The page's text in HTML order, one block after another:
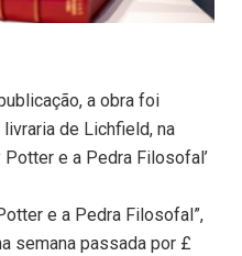
a obra foi
de Lichfield, na
Potter e a Pedra Filosofal’
e a Pedra Filosofal”,
semana passada por £